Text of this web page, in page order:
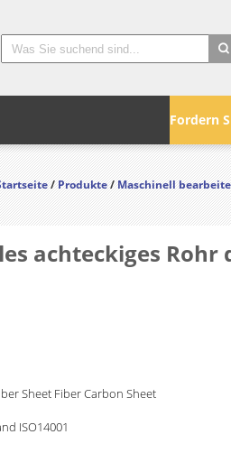
Fordern
/Produkte/Maschinell
achteckiges Rohr
Sheet Fiber Carbon Sheet
ISO14001